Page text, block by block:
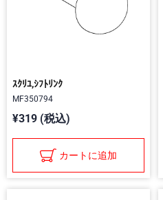
ｽｸﾘﾕ,ｼﾌﾄﾘﾝｸ
MF350794
¥319 (税込)
カートに追加